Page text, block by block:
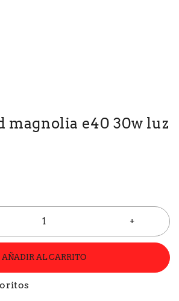
magnolia e40 30w luz
AÑADIR AL CARRITO